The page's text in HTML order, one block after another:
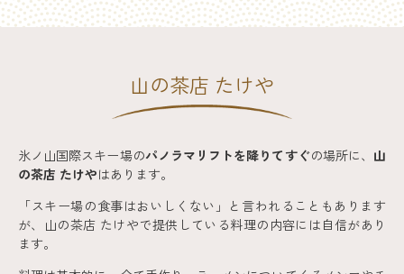
山の茶店 たけや
氷ノ山国際スキー場のパノラマリフトを降りてすぐの場所に、 山
の茶店 たけやはあります。
「スキー場の食事はおいしくない」と言われることもあります
が、山の茶店 たけやで提供している料理の内容には自信があり
ます。